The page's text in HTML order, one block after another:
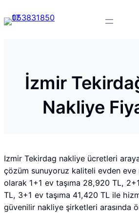
İzmir
Nakliye
Izmir Tekirdag nakliye ücretleri
çözüm sunuyoruz kaliteli evden eve
olarak 1+1 ev taşıma 28,920 TL,
TL, 3+1 ev taşıma 41,420 TL ile
güvenilir nakliye şirketleri arasında